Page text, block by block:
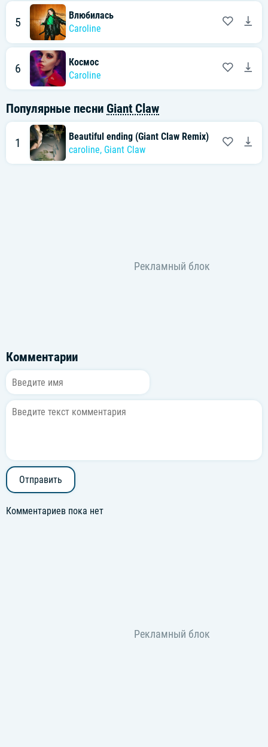
5
Влюбилась
Caroline
6
Космос
Caroline
Популярные песни Giant Claw
1
Beautiful ending (Giant Claw Remix)
caroline, Giant Claw
Комментарии
Отправить
Комментариев пока нет